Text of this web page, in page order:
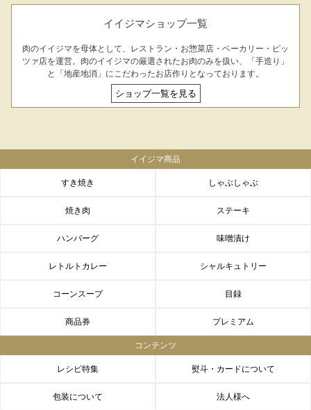
FACEBOOK LINE
イイジマショップ一覧
肉のイイジマを母体として、レストラン・お惣菜店・ベーカリー・ピッ
ツァ店を運営。肉のイイジマの厳選されたお肉のみを扱い、「手造り」
と「地産地消」にこだわったお店作りとなっております。
ショップ一覧を見る
イイジマ商品
すき焼き しゃぶしゃぶ
焼き肉 ステーキ
ハンバーグ 味噌漬け
レトルトカレー シャルキュトリー
コーンスープ 目録
商品券 プレミアム
コンテンツ
レシピ特集 熨斗・カードについて
包装について 法人様へ